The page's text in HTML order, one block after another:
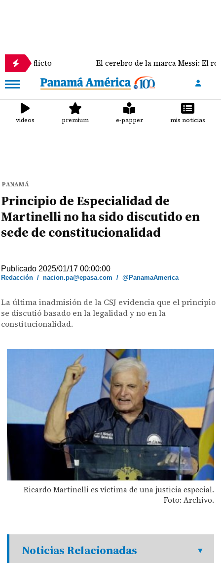
El cerebro de la marca Messi: El rol clave
videos premium e-papper mis noticias
PANAMÁ
Principio de Especialidad de
Martinelli no ha sido discutido en
sede de constitucionalidad
Publicado 2025/01/17 00:00:00
Redacción /nacion.pa@epasa.com /@PanamaAmerica
La última inadmisión de la CSJ evidencia que el principio
se discutió basado en la legalidad y no en la
constitucionalidad.
Ricardo Martinelli es víctima de una justicia especial.
Foto: Archivo.
Noticias Relacionadas